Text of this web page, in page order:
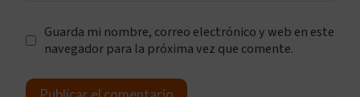
Guarda mi nombre, correo electrónico y web en este
navegador para la próxima vez que comente.